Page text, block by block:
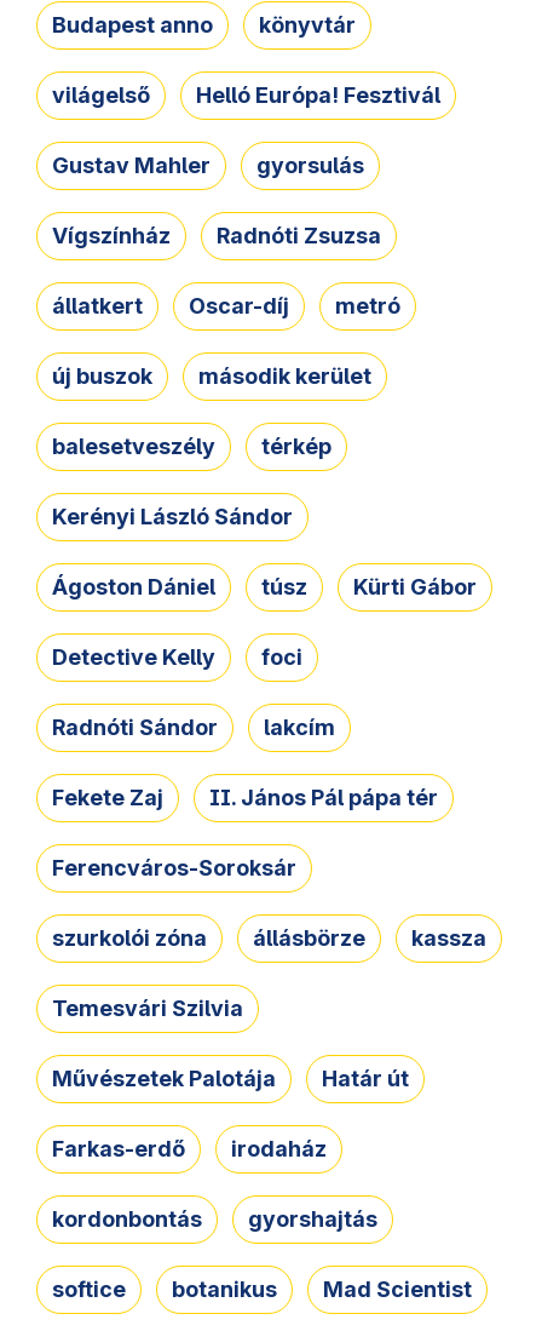
Budapest anno könyvtár
világelső Helló Európa! Fesztivál
Gustav Mahler gyorsulás
Vígszínház Radnóti Zsuzsa
állatkert Oscar-díj metró
új buszok második kerület
balesetveszély térkép
Kerényi László Sándor
Ágoston Dániel túsz Kürti Gábor
Detective Kelly foci
Radnóti Sándor lakcím
Fekete Zaj II. János Pál pápa tér
Ferencváros-Soroksár
szurkolói zóna állásbörze kassza
Temesvári Szilvia
Művészetek Palotája Határ út
Farkas-erdő irodaház
kordonbontás gyorshajtás
softice botanikus Mad Scientist